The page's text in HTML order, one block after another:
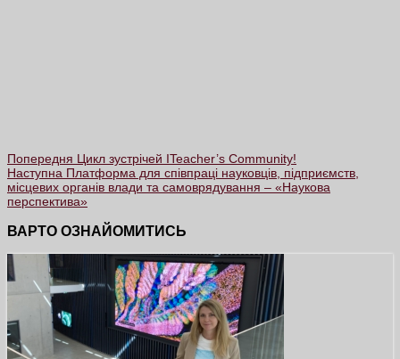
Попередня Цикл зустрічей ITeacher’s Community!
Наступна Платформа для співпраці науковців, підприємств,
місцевих органів влади та самоврядування – «Наукова
перспектива»
ВАРТО ОЗНАЙОМИТИСЬ